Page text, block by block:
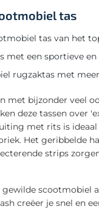
tas
tas van het
met een sportieve
rugzaktas met
met bijzonder veel
deze tassen over
met rits is
Het geribbelde
strips
scootmobiel
creëer je snel en